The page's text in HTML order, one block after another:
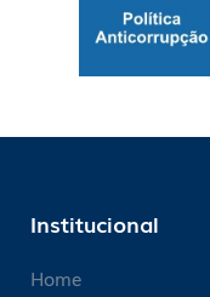
Institucional
Home